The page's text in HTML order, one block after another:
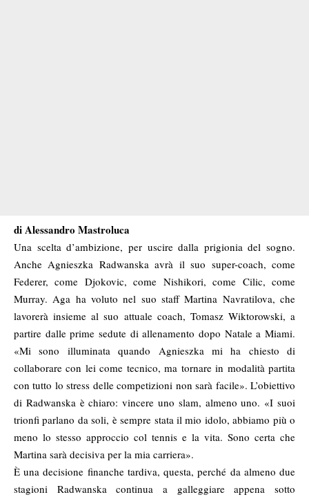
di Alessandro Mastroluca
Una scelta d’ambizione, per uscire dalla prigionia del sogno.
Anche Agnieszka Radwanska avrà il suo super-coach, come
Federer, come Djokovic, come Nishikori, come Cilic, come
Murray. Aga ha voluto nel suo staff Martina Navratilova, che
lavorerà insieme al suo attuale coach, Tomasz Wiktorowski, a
partire dalle prime sedute di allenamento dopo Natale a Miami.
«Mi sono illuminata quando Agnieszka mi ha chiesto di
collaborare con lei come tecnico, ma tornare in modalità partita
con tutto lo stress delle competizioni non sarà facile». L’obiettivo
di Radwanska è chiaro: vincere uno slam, almeno uno. «I suoi
trionfi parlano da soli, è sempre stata il mio idolo, abbiamo più o
meno lo stesso approccio col tennis e la vita. Sono certa che
Martina sarà decisiva per la mia carriera».
È una decisione finanche tardiva, questa, perché da almeno due
stagioni Radwanska continua a galleggiare appena sotto